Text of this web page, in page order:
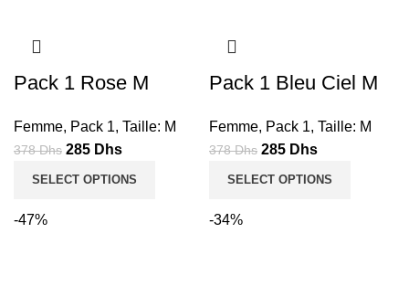
Pack 1 Rose M
Femme, Pack 1, Taille: M
378Dhs Le
prix
285 DhsLe
prix
SELECT OPTIONS
Pack 1 Bleu Ciel M
Femme, Pack 1, Taille: M
378Dhs Le
prix
285 DhsLe
prix
SELECT OPTIONS
-47% -34%